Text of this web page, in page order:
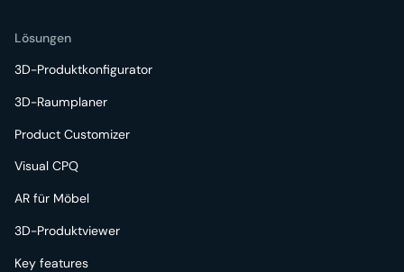
Lösungen
3D-Produktkonfigurator
3D-Raumplaner
Product Customizer
Visual CPQ
AR für Möbel
3D-Produktviewer
Key features